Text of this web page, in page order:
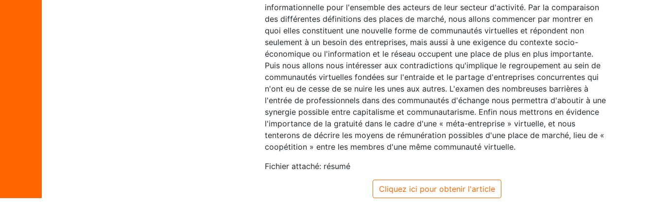
informationnelle pour l'ensemble des acteurs de leur secteur d'activité. Par la comparaison
des différentes définitions des places de marché, nous allons commencer par montrer en
quoi elles constituent une nouvelle forme de communautés virtuelles et répondent non
seulement à un besoin des entreprises, mais aussi à une exigence du contexte socio-
économique ou l'information et le réseau occupent une place de plus en plus importante.
Puis nous allons nous intéresser aux contradictions qu'implique le regroupement au sein de
communautés virtuelles fondées sur l'entraide et le partage d'entreprises concurrentes qui
n'ont eu de cesse de se nuire les unes aux autres. L'examen des nombreuses barrières à
l'entrée de professionnels dans des communautés d'échange nous permettra d'aboutir à une
synergie possible entre capitalisme et communautarisme. Enfin nous mettrons en évidence
l'importance de la gratuité dans le cadre d'une « méta-entreprise » virtuelle, et nous
tenterons de décrire les moyens de rémunération possibles d'une place de marché, lieu de «
coopétition » entre les membres d'une même communauté virtuelle.
Fichier attaché: résumé
Cliquez ici pour obtenir l'article